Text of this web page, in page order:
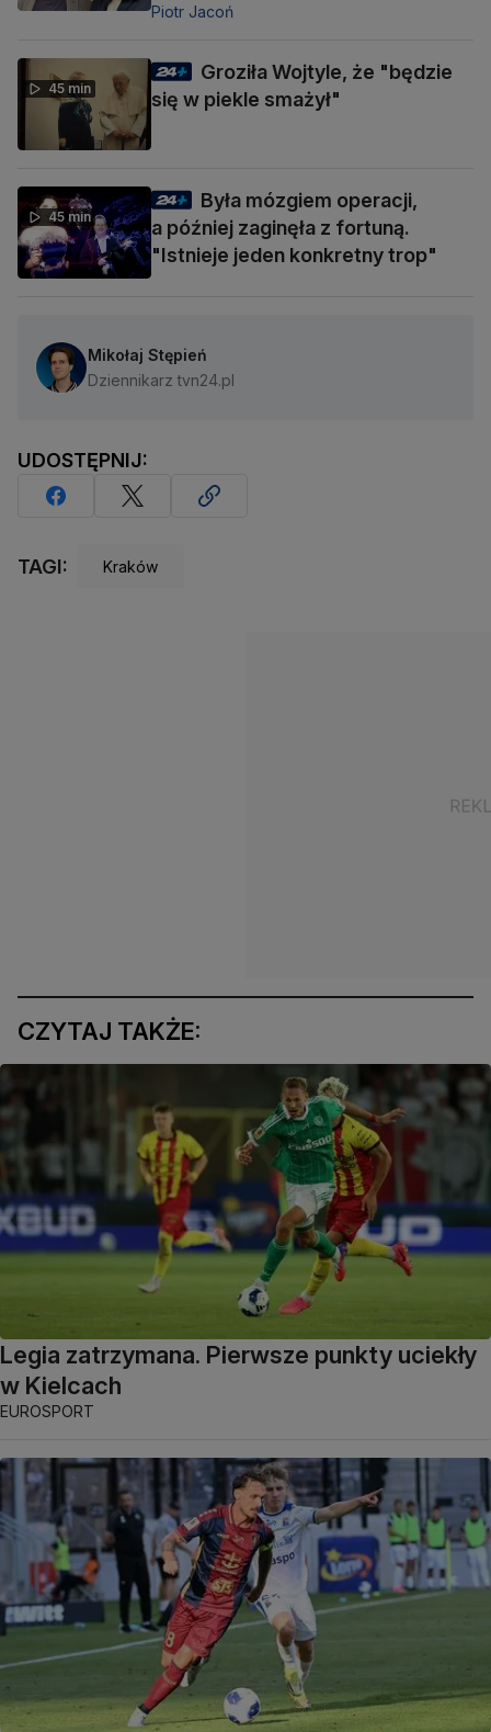
Piotr Jacoń
45 min
Groziła Wojtyle, że "będzie
się w piekle smażył"
45 min
Była mózgiem operacji,
a później zaginęła z fortuną.
"Istnieje jeden konkretny trop"
Mikołaj Stępień
Dziennikarz tvn24.pl
UDOSTĘPNIJ:
TAGI: Kraków
CZYTAJ TAKŻE:
Legia zatrzymana. Pierwsze punkty uciekły
w Kielcach
EUROSPORT